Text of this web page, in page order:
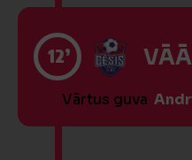
12’
Vārtus guva